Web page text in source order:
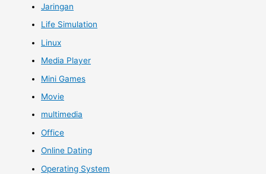
Jaringan
Life Simulation
Linux
Media Player
Mini Games
Movie
multimedia
Office
Online Dating
Operating System